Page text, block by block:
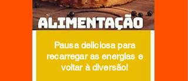
Pausa deliciosa para
recarregar as energias e
voltar à diversão!